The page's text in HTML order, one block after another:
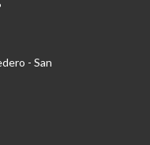
- San